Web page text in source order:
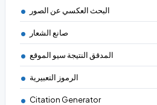
البحث العكسي عن الصور
صانع الشعار
المدقق النتيجة سيو الموقع
الرموز التعبيرية
Citation Generator